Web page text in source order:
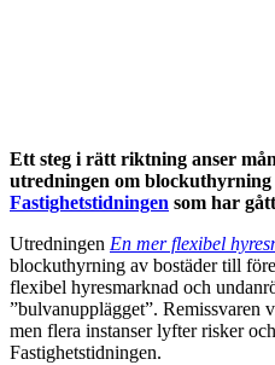
Ett steg i rätt riktning anser
utredningen om
Fastighetstidningen som har
Utredningen En mer flexibel
blockuthyrning av bostäder till
flexibel hyresmarknad och
”bulvanupplägget”. Remissvaren
men flera instanser lyfter risker
Fastighetstidningen.